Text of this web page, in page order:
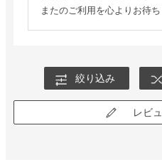
またのご利用を心よりお待ち
絞り込み
レビ